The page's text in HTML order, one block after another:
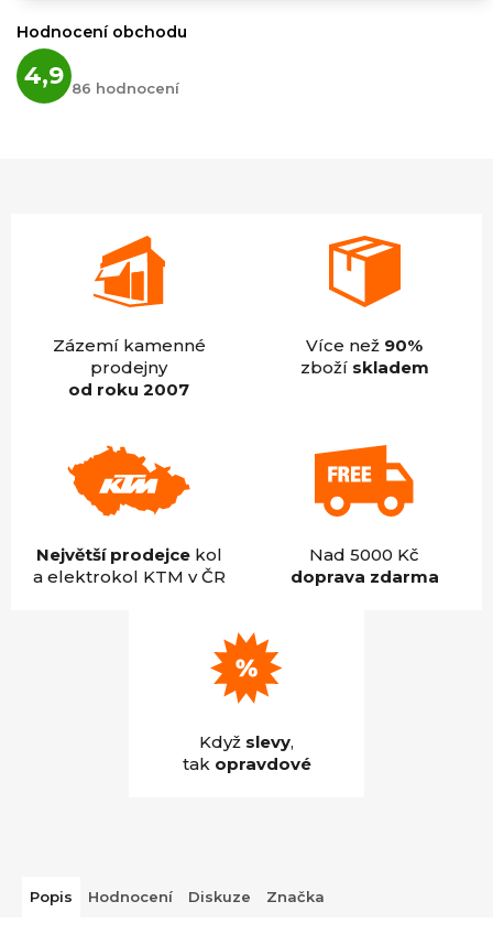
Hodnocení obchodu
4,9 hodnocení
obchodu
86 hodnocení
Zázemí kamenné
prodejny
od roku 2007
Více než 90%
zboží skladem
Největší prodejcekol
a elektrokol KTM v ČR
Nad 5000 Kč
doprava zdarma
Když slevy,
tak opravdové
Popis Hodnocení Diskuze Značka